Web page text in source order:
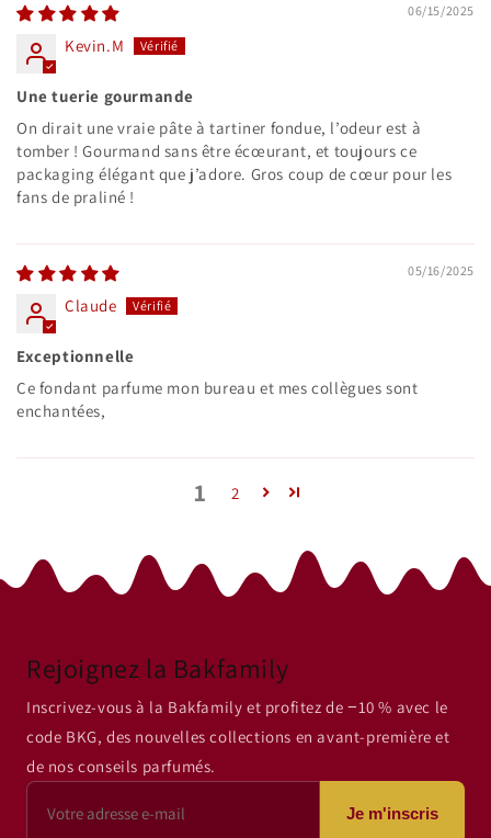
06/15/2025
Kevin.M
Une tuerie gourmande
On dirait une vraie pâte à tartiner fondue, l’odeur est à
tomber ! Gourmand sans être écœurant, et toujours ce
packaging élégant que j’adore. Gros coup de cœur pour les
fans de praliné !
05/16/2025
Claude
Exceptionnelle
Ce fondant parfume mon bureau et mes collègues sont
enchantées,
1 2
Rejoignez la Bakfamily
Inscrivez-vous à la Bakfamily et profitez de −10 % avec le
code BKG, des nouvelles collections en avant-première et
de nos conseils parfumés.
Je m'inscris